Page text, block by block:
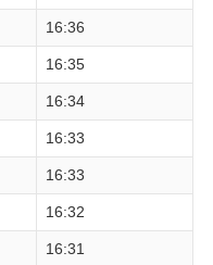
16:36
16:35
16:34
16:33
16:33
16:32
16:31